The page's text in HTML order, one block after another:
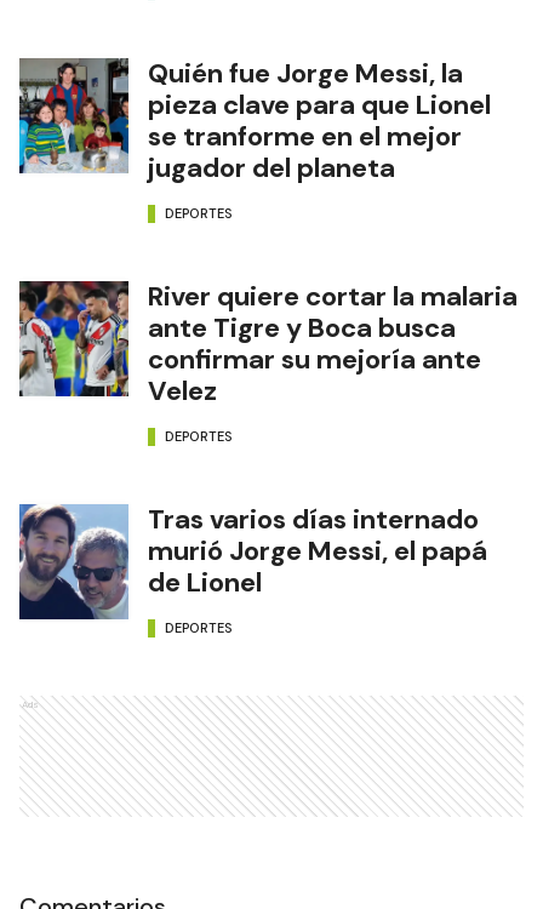
Quién fue Jorge Messi, la
pieza clave para que Lionel
se tranforme en el mejor
jugador del planeta
DEPORTES
River quiere cortar la malaria
ante Tigre y Boca busca
confirmar su mejoría ante
Velez
DEPORTES
Tras varios días internado
murió Jorge Messi, el papá
de Lionel
DEPORTES
Ads